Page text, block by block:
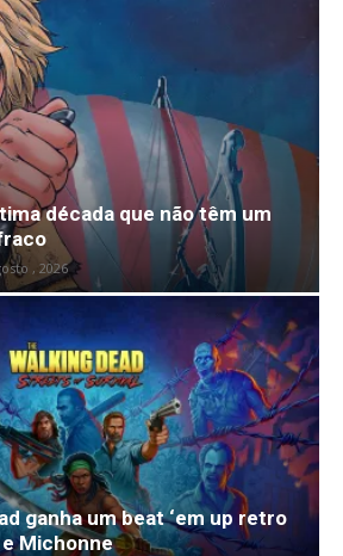
década que não têm um
, 2026
ganha um beat ‘em up retro
Michonne